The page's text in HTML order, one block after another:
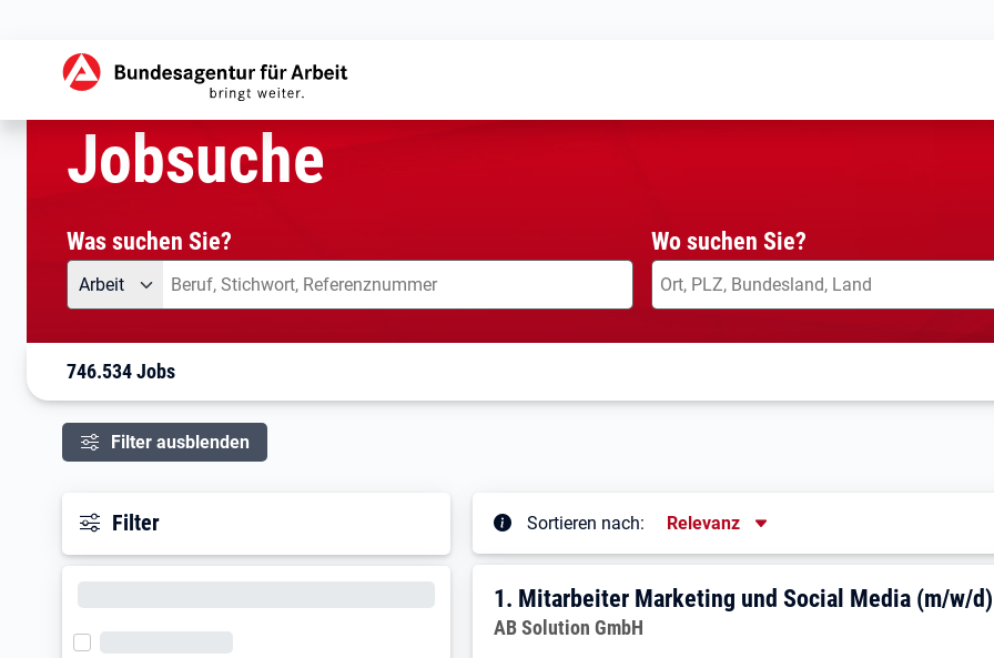
Startseite
Jobsuche
Was suchen Sie?
Angebotsart
Arbeit Was suchen Sie?
Wo suchen Sie?
746.534 Jobs
Filter ausblenden
Filter Sortieren nach: Sortierung
Relevanz
Ergebnisliste
1. Ergebnis: Mitarbeiter Marketing und
1. Mitarbeiter Marketing und Social Media (m/w/d)
Arbeitgeber:
AB Solution GmbH